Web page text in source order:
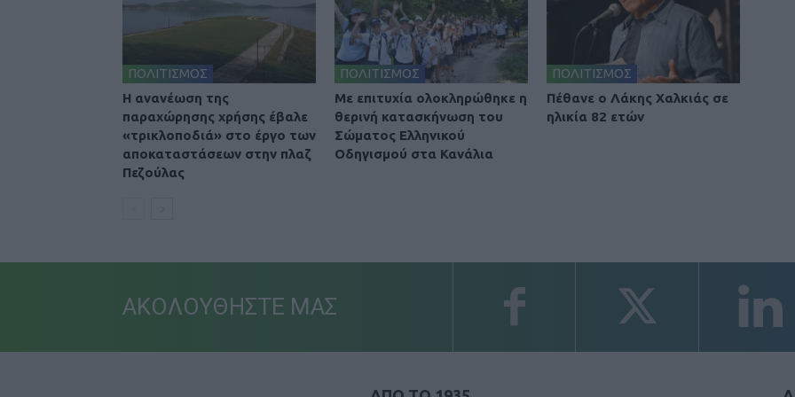
ΠΟΛΙΤΙΣΜΟΣ
Η ανανέωση της
παραχώρησης χρήσης έβαλε
«τρικλοποδιά» στο έργο των
αποκαταστάσεων στην πλαζ
Πεζούλας
ΠΟΛΙΤΙΣΜΟΣ
Με επιτυχία ολοκληρώθηκε η
θερινή κατασκήνωση του
Σώματος Ελληνικού
Οδηγισμού στα Κανάλια
ΠΟΛΙΤΙΣΜΟΣ
Πέθανε ο Λάκης Χαλκιάς σε
ηλικία 82 ετών
ΑΚΟΛΟΥΘΗΣΤΕ ΜΑΣ